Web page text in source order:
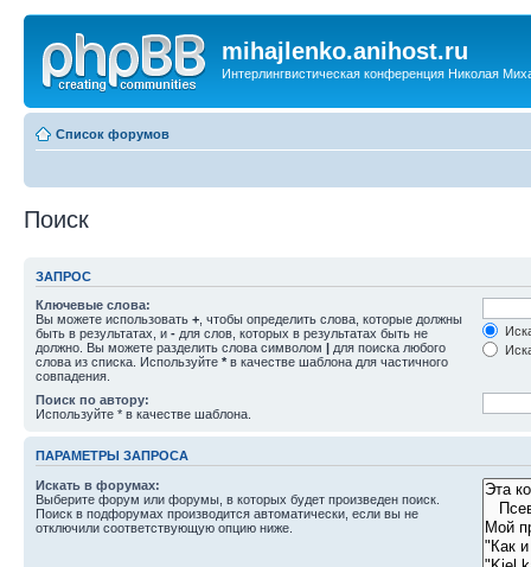
mihajlenko.anihost.ru
Интерлингвистическая конференция Николая
Список форумов
Поиск
ЗАПРОС
Ключевые слова:
Вы можете использовать + , чтобы определить слова, которые должны
быть в результатах, и - для слов, которых в результатах быть не
должно. Вы можете разделить слова символом | для поиска любого
слова из списка. Используйте * в качестве шаблона для частичного
совпадения.
Поиск по автору:
Используйте * в качестве шаблона.
ПАРАМЕТРЫ ЗАПРОСА
Искать в форумах:
Выберите форум или форумы, в которых будет произведен поиск.
Поиск в подфорумах производится автоматически, если вы не
отключили соответствующую опцию ниже.